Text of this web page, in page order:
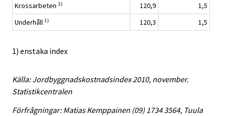
Krossarbeten 1) 120,9
1,5
Underhåll 1) 120,3 1,5
1) enstaka index
Källa: Jordbyggnadskostnadsindex 2010, november.
Statistikcentralen
Förfrågningar: Matias Kemppainen (09) 1734 3564, Tuula